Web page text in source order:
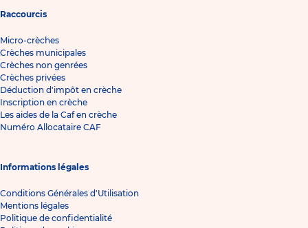
Raccourcis
Micro-crèches
Crèches municipales
Crèches non genrées
Crèches privées
Déduction d'impôt en crèche
Inscription en crèche
Les aides de la Caf en crèche
Numéro Allocataire CAF
Informations légales
Conditions Générales d'Utilisation
Mentions légales
Politique de confidentialité